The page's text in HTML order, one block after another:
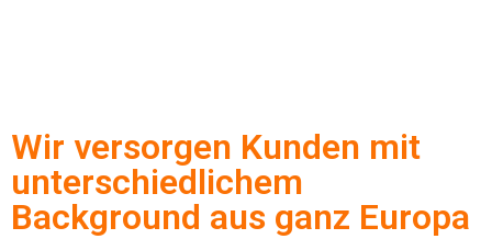
Wir versorgen Kunden mit
unterschiedlichem
Background aus ganz Europa